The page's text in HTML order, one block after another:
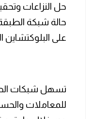
حل النزاعات
حالة شبكة الطبقة
على البلوكتشاين
تسهل شبكات
للمعاملات